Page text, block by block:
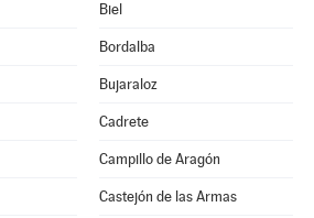
Biel
Bordalba
Bujaraloz
Cadrete
Campillo de Aragón
Castejón de las Armas